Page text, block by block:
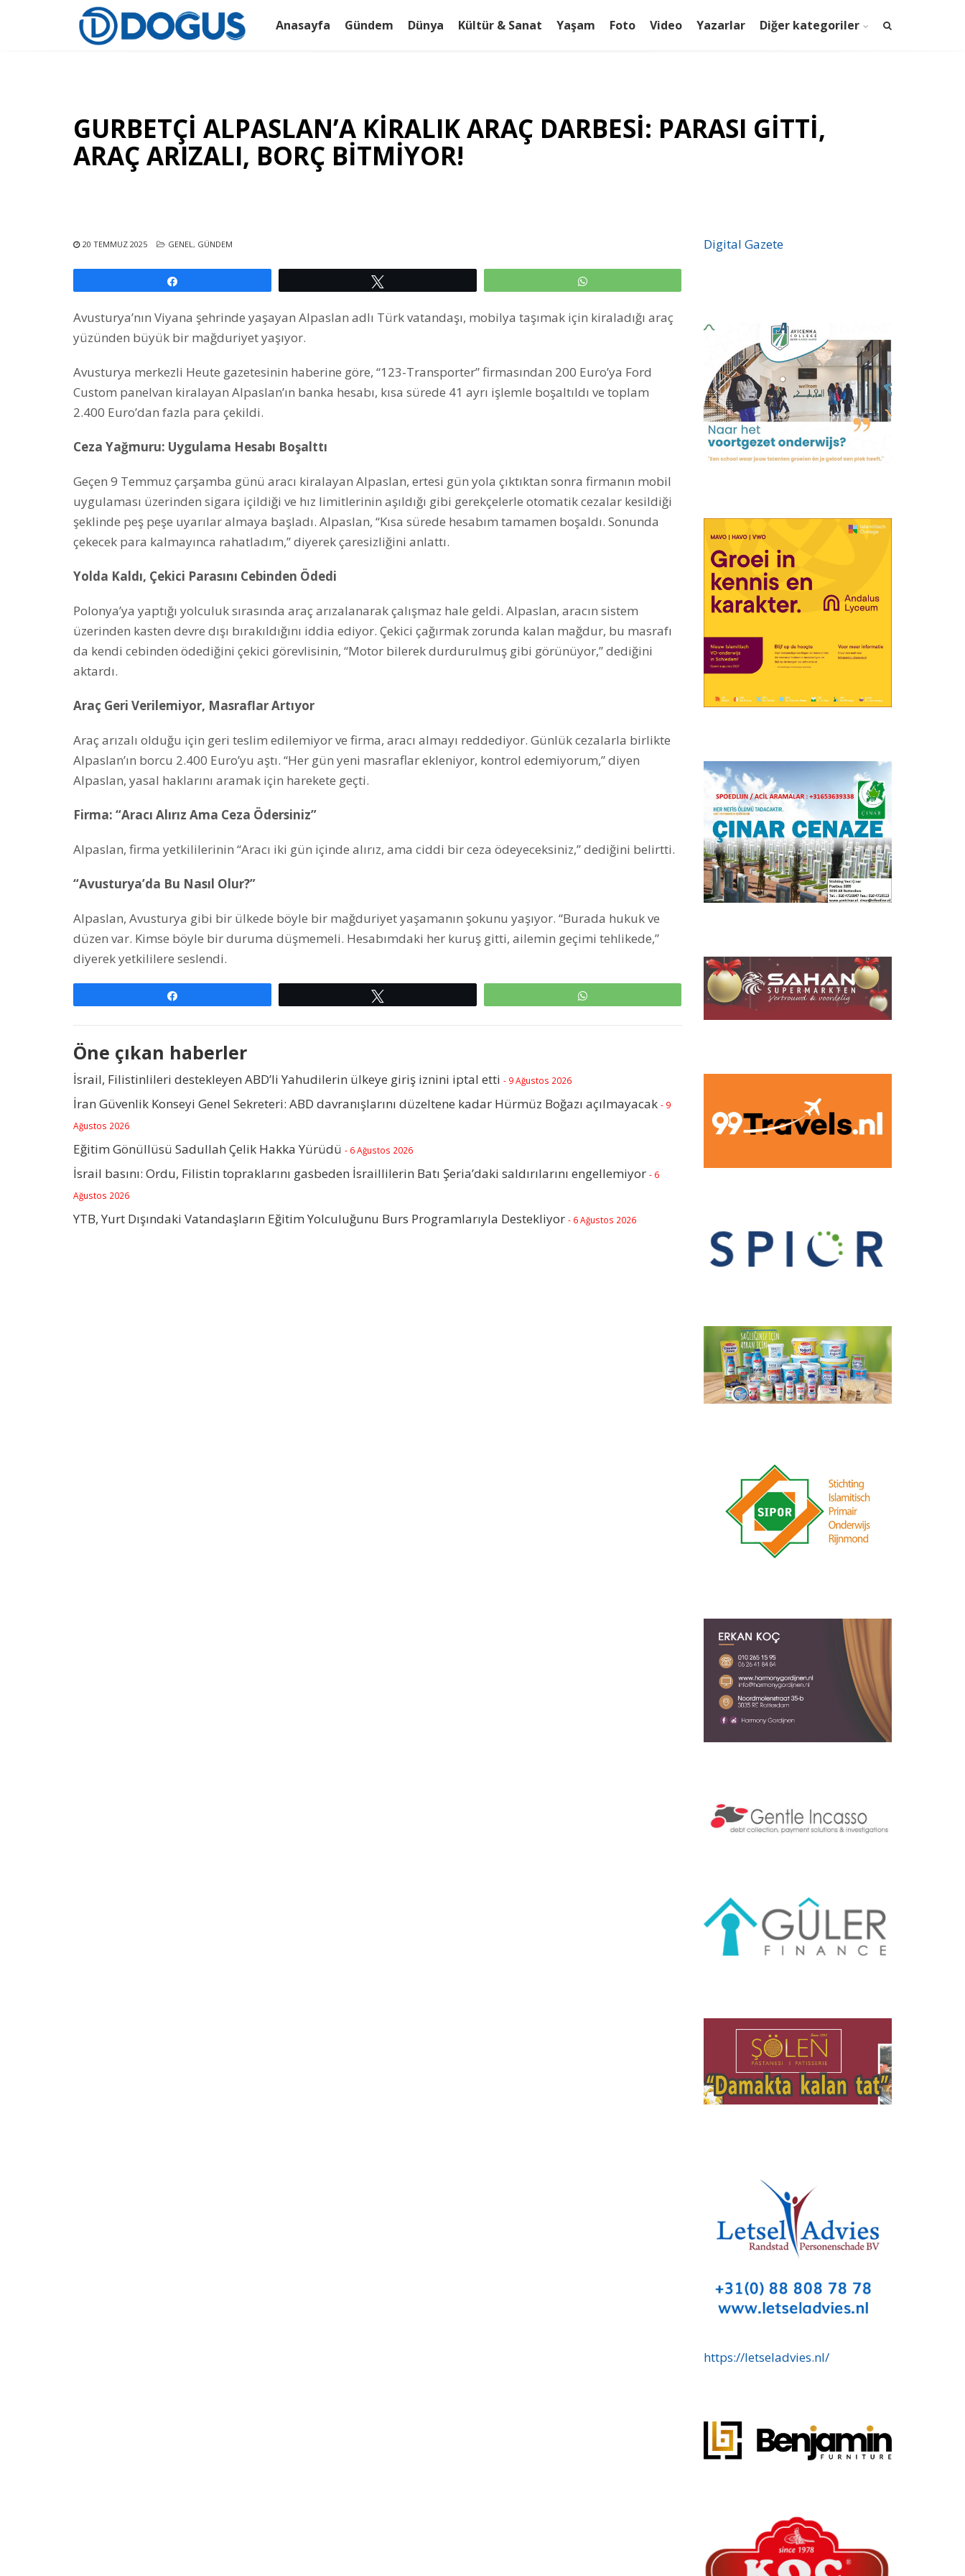
Anasayfa Gündem Dünya Kültür & Sanat Yaşam Foto Video Yazarlar Diğer kategoriler
GURBETÇİ ALPASLAN’A KİRALIK ARAÇ DARBESİ: PARASI GİTTİ,
ARAÇ ARIZALI, BORÇ BİTMİYOR!
20 TEMMUZ 2025 GENEL, GÜNDEM
Avusturya’nın Viyana şehrinde yaşayan Alpaslan adlı Türk vatandaşı, mobilya taşımak için kiraladığı araç
yüzünden büyük bir mağduriyet yaşıyor.
Avusturya merkezli Heute gazetesinin haberine göre, “123-Transporter” firmasından 200 Euro’ya Ford
Custom panelvan kiralayan Alpaslan’ın banka hesabı, kısa sürede 41 ayrı işlemle boşaltıldı ve toplam
2.400 Euro’dan fazla para çekildi.
Ceza Yağmuru: Uygulama Hesabı Boşalttı
Geçen 9 Temmuz çarşamba günü aracı kiralayan Alpaslan, ertesi gün yola çıktıktan sonra firmanın mobil
uygulaması üzerinden sigara içildiği ve hız limitlerinin aşıldığı gibi gerekçelerle otomatik cezalar kesildiği
şeklinde peş peşe uyarılar almaya başladı. Alpaslan, “Kısa sürede hesabım tamamen boşaldı. Sonunda
çekecek para kalmayınca rahatladım,” diyerek çaresizliğini anlattı.
Yolda Kaldı, Çekici Parasını Cebinden Ödedi
Polonya’ya yaptığı yolculuk sırasında araç arızalanarak çalışmaz hale geldi. Alpaslan, aracın sistem
üzerinden kasten devre dışı bırakıldığını iddia ediyor. Çekici çağırmak zorunda kalan mağdur, bu masrafı
da kendi cebinden ödediğini çekici görevlisinin, “Motor bilerek durdurulmuş gibi görünüyor,” dediğini
aktardı.
Araç Geri Verilemiyor, Masraflar Artıyor
Araç arızalı olduğu için geri teslim edilemiyor ve firma, aracı almayı reddediyor. Günlük cezalarla birlikte
Alpaslan’ın borcu 2.400 Euro’yu aştı. “Her gün yeni masraflar ekleniyor, kontrol edemiyorum,” diyen
Alpaslan, yasal haklarını aramak için harekete geçti.
Firma: “Aracı Alırız Ama Ceza Ödersiniz”
Alpaslan, firma yetkililerinin “Aracı iki gün içinde alırız, ama ciddi bir ceza ödeyeceksiniz,” dediğini belirtti.
“Avusturya’da Bu Nasıl Olur?”
Alpaslan, Avusturya gibi bir ülkede böyle bir mağduriyet yaşamanın şokunu yaşıyor. “Burada hukuk ve
düzen var. Kimse böyle bir duruma düşmemeli. Hesabımdaki her kuruş gitti, ailemin geçimi tehlikede,”
diyerek yetkililere seslendi.
Öne çıkan haberler
İsrail, Filistinlileri destekleyen ABD’li Yahudilerin ülkeye giriş iznini iptal etti - 9 Ağustos 2026
İran Güvenlik Konseyi Genel Sekreteri: ABD davranışlarını düzeltene kadar Hürmüz Boğazı açılmayacak - 9
Ağustos 2026
Eğitim Gönüllüsü Sadullah Çelik Hakka Yürüdü - 6 Ağustos 2026
İsrail basını: Ordu, Filistin topraklarını gasbeden İsraillilerin Batı Şeria’daki saldırılarını engellemiyor - 6
Ağustos 2026
YTB, Yurt Dışındaki Vatandaşların Eğitim Yolculuğunu Burs Programlarıyla Destekliyor - 6 Ağustos 2026
Digital Gazete
https://letseladvies.nl/